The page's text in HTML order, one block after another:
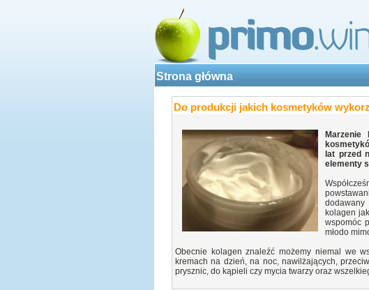
Strona główna
Do produkcji jakich kosmetyków
Marzenie
lat przed
elementy
kolagen
wspomóc
młodo
Obecnie kolagen znaleźć możemy niemal we
kremach na dzień, na noc, nawilżających,
prysznic, do kąpieli czy mycia twarzy oraz